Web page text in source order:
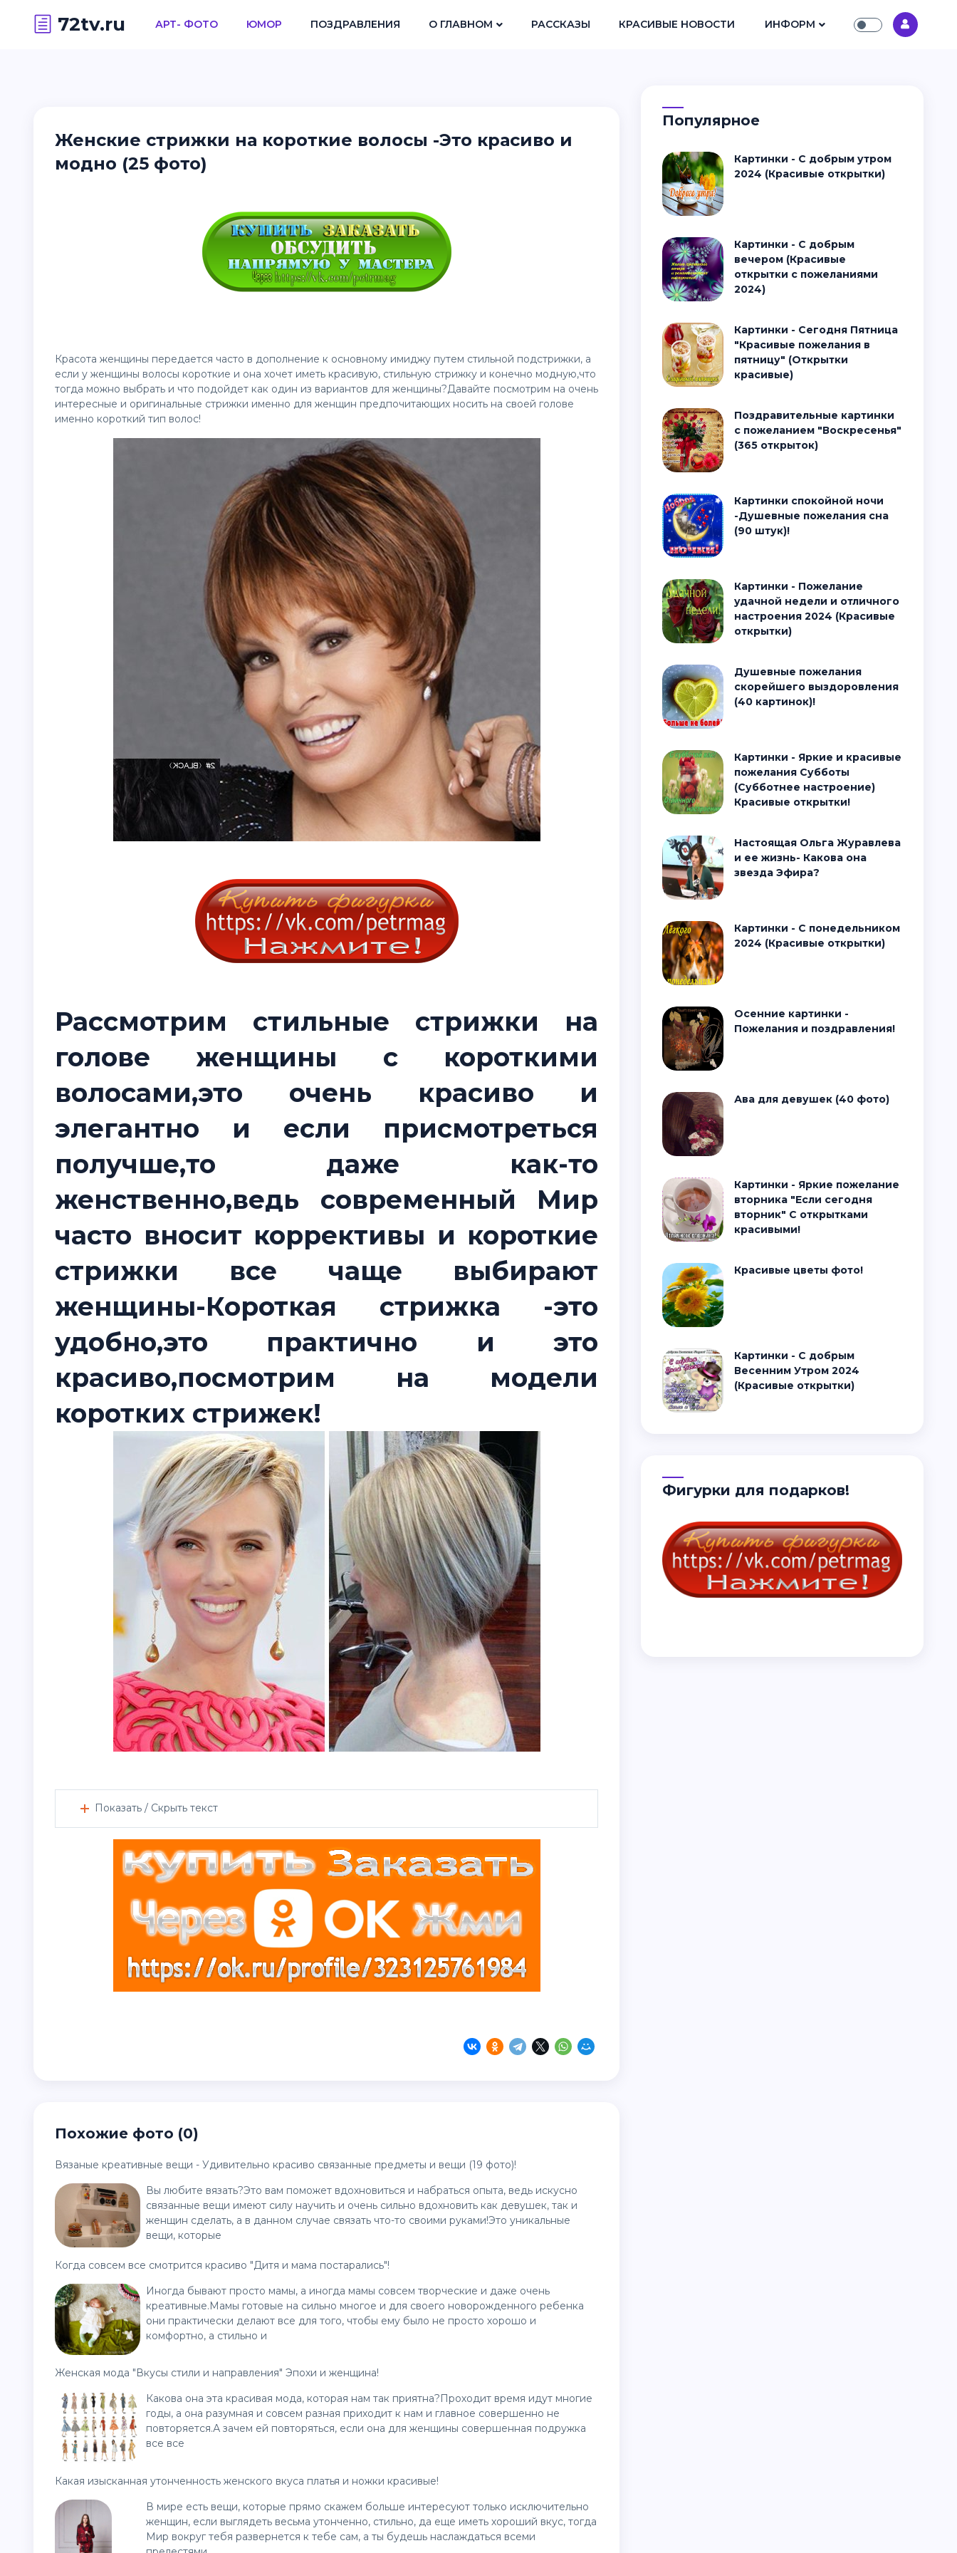
72tv.ru АРТ- ФОТО ЮМОР ПОЗДРАВЛЕНИЯ О ГЛАВНОМ РАССКАЗЫ КРАСИВЫЕ НОВОСТИ ИНФОРМ
Женские стрижки на короткие волосы -Это красиво и
модно (25 фото)
Красота женщины передается часто в дополнение к основному имиджу путем стильной подстрижки, а
если у женщины волосы короткие и она хочет иметь красивую, стильную стрижку и конечно модную,что
тогда можно выбрать и что подойдет как один из вариантов для женщины?Давайте посмотрим на очень
интересные и оригинальные стрижки именно для женщин предпочитающих носить на своей голове
именно короткий тип волос!
Рассмотрим стильные стрижки на
голове женщины с короткими
волосами,это очень красиво и
элегантно и если присмотреться
получше,то даже как-то
женственно,ведь современный Мир
часто вносит коррективы и короткие
стрижки все чаще выбирают
женщины-Короткая стрижка -это
удобно,это практично и это
красиво,посмотрим на модели
коротких стрижек!
Показать / Скрыть текст
Похожие фото (0)
Вязаные креативные вещи - Удивительно красиво связанные предметы и вещи (19 фото)!
Вы любите вязать?Это вам поможет вдохновиться и набраться опыта, ведь искусно
связанные вещи имеют силу научить и очень сильно вдохновить как девушек, так и
женщин сделать, а в данном случае связать что-то своими руками!Это уникальные
вещи, которые
Когда совсем все смотрится красиво "Дитя и мама постарались"!
Иногда бывают просто мамы, а иногда мамы совсем творческие и даже очень
креативные.Мамы готовые на сильно многое и для своего новорожденного ребенка
они практически делают все для того, чтобы ему было не просто хорошо и
комфортно, а стильно и
Женская мода "Вкусы стили и направления" Эпохи и женщина!
Какова она эта красивая мода, которая нам так приятна?Проходит время идут многие
годы, а она разумная и совсем разная приходит к нам и главное совершенно не
повторяется.А зачем ей повторяться, если она для женщины совершенная подружка
все все
Какая изысканная утонченность женского вкуса платья и ножки красивые!
В мире есть вещи, которые прямо скажем больше интересуют только исключительно
женщин, если выглядеть весьма утонченно, стильно, да еще иметь хороший вкус, тогда
Мир вокруг тебя развернется к тебе сам, а ты будешь наслаждаться всеми
Популярное
Картинки - С добрым утром
2024 (Красивые открытки)
Картинки - С добрым
вечером (Красивые
открытки с пожеланиями
2024)
Картинки - Сегодня Пятница
"Красивые пожелания в
пятницу" (Открытки
красивые)
Поздравительные картинки
с пожеланием "Воскресенья"
(365 открыток)
Картинки спокойной ночи
-Душевные пожелания сна
(90 штук)!
Картинки - Пожелание
удачной недели и отличного
настроения 2024 (Красивые
открытки)
Душевные пожелания
скорейшего выздоровления
(40 картинок)!
Картинки - Яркие и красивые
пожелания Субботы
(Субботнее настроение)
Красивые открытки!
Настоящая Ольга Журавлева
и ее жизнь- Какова она
звезда Эфира?
Картинки - С понедельником
2024 (Красивые открытки)
Осенние картинки -
Пожелания и поздравления!
Ава для девушек (40 фото)
Картинки - Яркие пожелание
вторника "Если сегодня
вторник" С открытками
красивыми!
Красивые цветы фото!
Картинки - С добрым
Весенним Утром 2024
(Красивые открытки)
Фигурки для подарков!